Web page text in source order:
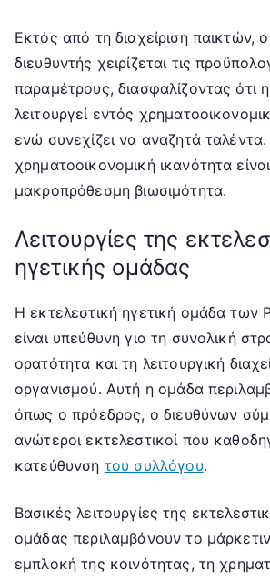
Εκτός από τη διαχείριση παικτών,
διευθυντής χειρίζεται τις
παραμέτρους, διασφαλίζοντας ότι
λειτουργεί εντός
ενώ συνεχίζει να αναζητά
χρηματοοικονομική ικανότητα
μακροπρόθεσμη βιωσιμότητα.
Λειτουργίες της
ηγετικής ομάδας
Η εκτελεστική ηγετική ομάδα των
είναι υπεύθυνη για τη συνολική
ορατότητα και τη λειτουργική
οργανισμού. Αυτή η ομάδα
όπως ο πρόεδρος, ο διευθύνων
ανώτεροι εκτελεστικοί που
κατεύθυνση του συλλόγου.
Βασικές λειτουργίες της
ομάδας περιλαμβάνουν το
εμπλοκή της κοινότητας, τη